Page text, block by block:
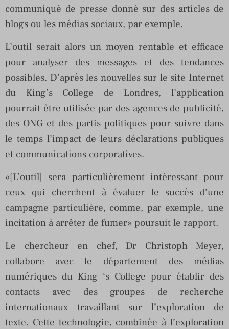
communiqué de presse donné sur des articles de
blogs ou les médias sociaux, par exemple.
L’outil serait alors un moyen rentable et efficace
pour analyser des messages et des tendances
possibles. D’après les nouvelles sur le site Internet
du King’s College de Londres, l’application
pourrait être utilisée par des agences de publicité,
des ONG et des partis politiques pour suivre dans
le temps l’impact de leurs déclarations publiques
et communications corporatives.
«[L’outil] sera particulièrement intéressant pour
ceux qui cherchent à évaluer le succès d’une
campagne particulière, comme, par exemple, une
incitation à arrêter de fumer» poursuit le rapport.
Le chercheur en chef, Dr Christoph Meyer,
collabore avec le département des médias
numériques du King ‘s College pour établir des
contacts avec des groupes de recherche
internationaux travaillant sur l’exploration de
texte. Cette technologie, combinée à l’exploration